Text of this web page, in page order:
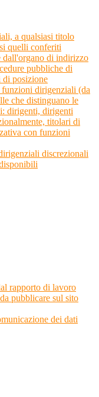
a qualsiasi titolo
quelli conferiti
dall'organo di indirizzo
pubbliche di
di posizione
dirigenziali (da
che distinguano le
dirigenti, dirigenti
titolari di
con funzioni
discrezionali
rapporto di lavoro
pubblicare sul sito
dei dati